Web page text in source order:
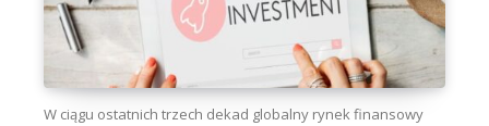
W ciągu ostatnich trzech dekad globalny rynek finansowy